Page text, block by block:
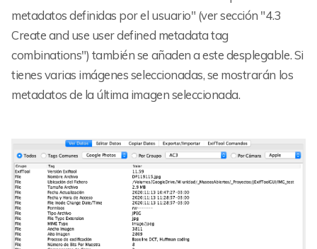
metadatos definidas por el usuario" (ver sección "4.3
Create and use user defined metadata tag
combinations") también se añaden a este desplegable. Si
tienes varias imágenes seleccionadas, se mostrarán los
metadatos de la última imagen seleccionada.